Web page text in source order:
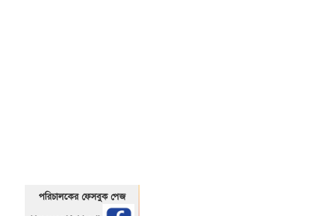
পরিচালকের ফেসবুক পেজ